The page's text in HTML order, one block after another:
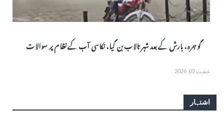
گوجرہ، بارش کے بعد شہر تالاب بن گیا، نکاسی آب کے نظام پر سوالات
غشت 03, 2026
اشتہار